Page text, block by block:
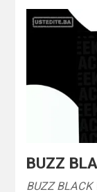
BUZZ
BUZZ BLACK